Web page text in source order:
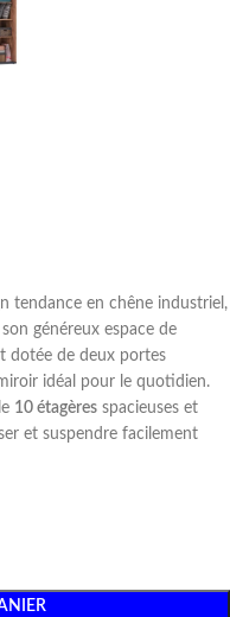
tendance en chêne industriel,
généreux espace de
dotée de deux portes
idéal pour le quotidien.
10 étagères spacieuses et
et suspendre facilement